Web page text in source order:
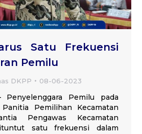
Satu Frekuensi
Pemilu
DKPP 08-06-2023
Penyelenggara Pemilu pada
Pemilihan Kecamatan
Pengawas Kecamatan
satu frekuensi dalam